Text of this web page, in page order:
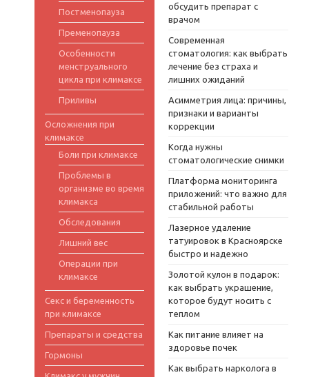
Постменопауза
Пременопауза
Особенности
менструального
цикла при климаксе
Приливы
Осложнения при
климаксе
Боли при климаксе
Проблемы в
организме во время
климакса
Обследования
Лишний вес
Операции при
климаксе
Секс и беременность
при климаксе
Препараты и средства
Гормоны
обсудить препарат с
врачом
Современная
стоматология: как выбрать
лечение без страха и
лишних ожиданий
Асимметрия лица: причины,
признаки и варианты
коррекции
Когда нужны
стоматологические снимки
Платформа мониторинга
приложений: что важно для
стабильной работы
Лазерное удаление
татуировок в Красноярске
быстро и надежно
Золотой кулон в подарок:
как выбрать украшение,
которое будут носить с
теплом
Как питание влияет на
здоровье почек
Как выбрать нарколога в